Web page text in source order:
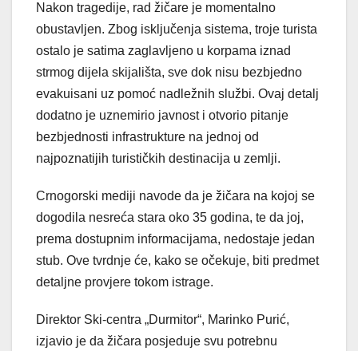
Nakon tragedije, rad žičare je momentalno
obustavljen. Zbog isključenja sistema, troje turista
ostalo je satima zaglavljeno u korpama iznad
strmog dijela skijališta, sve dok nisu bezbjedno
evakuisani uz pomoć nadležnih službi. Ovaj detalj
dodatno je uznemirio javnost i otvorio pitanje
bezbjednosti infrastrukture na jednoj od
najpoznatijih turističkih destinacija u zemlji.
Crnogorski mediji navode da je žičara na kojoj se
dogodila nesreća stara oko 35 godina, te da joj,
prema dostupnim informacijama, nedostaje jedan
stub. Ove tvrdnje će, kako se očekuje, biti predmet
detaljne provjere tokom istrage.
Direktor Ski-centra „Durmitor“, Marinko Purić,
izjavio je da žičara posjeduje svu potrebnu